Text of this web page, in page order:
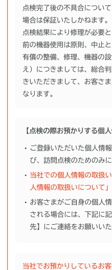
点検完了後の不具合につい
場合は保証いたしかねます。
点検結果により修理が必要
前の機器使用は原則、中止
有償の整備、修理、機器の
え）につきましては、総合
きいただきまして、お客さ
なります。
【点検の際お預かりする個
ご登録いただいた個人情
び、訪問点検のためのみ
当社での個人情報の取扱
人情報の取扱いについて
お客さまがご自身の個人
される場合には、下記に
先】にご連絡をお願いいた
当社でお預かりしているお